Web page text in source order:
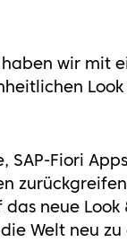
wir mit
Fiori
neue Look
Welt neu